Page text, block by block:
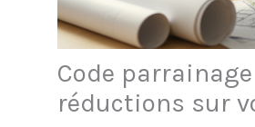
Code
réductions sur